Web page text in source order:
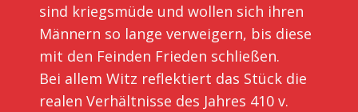
sind kriegsmüde und wollen sich ihren
Männern so lange verweigern, bis diese
mit den Feinden Frieden schließen.
Bei allem Witz reflektiert das Stück die
realen Verhältnisse des Jahres 410 v.